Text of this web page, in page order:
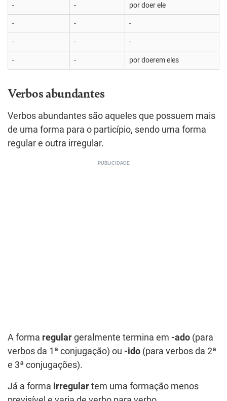
- - por doer ele
- - -
- - -
- - por doerem eles
Verbos abundantes
Verbos abundantes são aqueles que possuem mais
de uma forma para o particípio, sendo uma forma
regular e outra irregular.
A forma regular geralmente termina em -ado (para
verbos da 1ª conjugação) ou -ido (para verbos da 2ª
e 3ª conjugações).
Já a forma irregular tem uma formação menos